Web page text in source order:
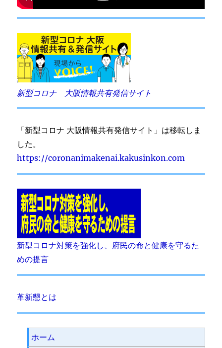
新型コロナ 大阪情報共有発信サイト
「新型コロナ 大阪情報共有発信サイト」は移転しま
した。
https://coronanimakenai.kakusinkon.com
新型コロナ対策を強化し、府民の命と健康を守るた
めの提言
革新懇とは
ホーム